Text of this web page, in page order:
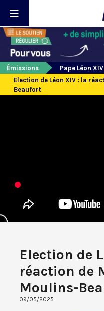
Émissions
Pape Léon
Election de Léon XIV : la
Beaufort
Election de
réaction de
Moulins-
09/05/2025